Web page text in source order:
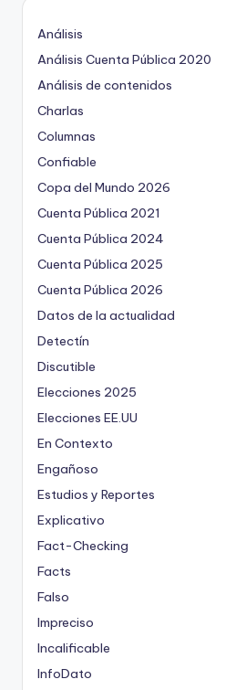
Análisis
Análisis Cuenta Pública 2020
Análisis de contenidos
Charlas
Columnas
Confiable
Copa del Mundo 2026
Cuenta Pública 2021
Cuenta Pública 2024
Cuenta Pública 2025
Cuenta Pública 2026
Datos de la actualidad
Detectín
Discutible
Elecciones 2025
Elecciones EE.UU
En Contexto
Engañoso
Estudios y Reportes
Explicativo
Fact-Checking
Facts
Falso
Impreciso
Incalificable
InfoDato